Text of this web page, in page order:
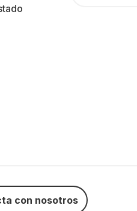
con nosotros